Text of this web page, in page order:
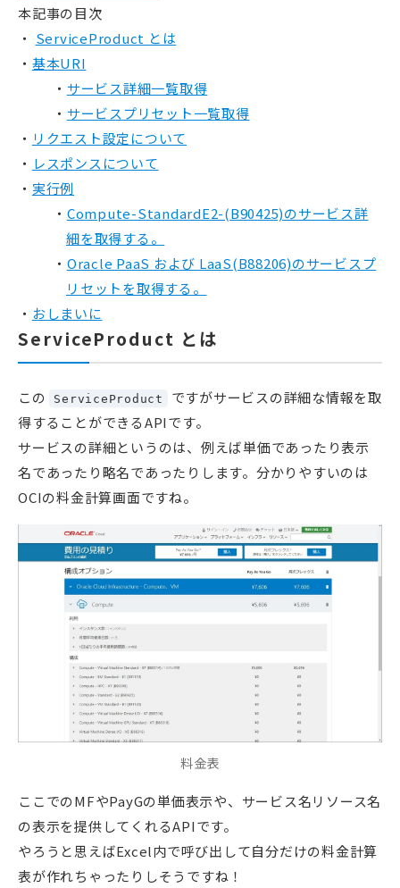
本記事の目次
ServiceProduct とは
基本URI
サービス詳細一覧取得
サービスプリセット一覧取得
リクエスト設定について
レスポンスについて
実行例
Compute-StandardE2-(B90425)のサービス詳
細を取得する。
Oracle PaaS および LaaS(B88206)のサービスプ
リセットを取得する。
おしまいに
ServiceProduct とは
この ServiceProduct
ですがサービスの詳細な情報を取
得することができるAPIです。
サービスの詳細というのは、例えば単価であったり表示
名であったり略名であったりします。分かりやすいのは
OCIの料金計算画面ですね。
料金表
ここでのMFやPayGの単価表示や、サービス名リソース名
の表示を提供してくれるAPIです。
やろうと思えばExcel内で呼び出して自分だけの料金計算
表が作れちゃったりしそうですね！